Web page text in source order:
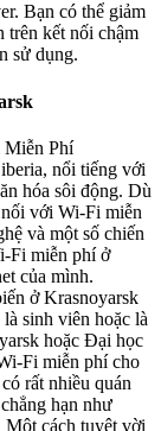
Bạn có thể giảm
trên kết nối chậm
sử dụng.
Miễn Phí
nổi tiếng với
hóa sôi động. Dù
với Wi-Fi miễn
và một số chiến
Fi miễn phí ở
của mình.
ở Krasnoyarsk
sinh viên hoặc là
hoặc Đại học
Fi miễn phí cho
rất nhiều quán
hạn như
cách tuyệt vời